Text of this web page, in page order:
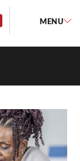
MENU